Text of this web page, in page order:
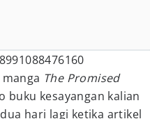
The Promised
buku kesayangan kalian
hari lagi ketika artikel